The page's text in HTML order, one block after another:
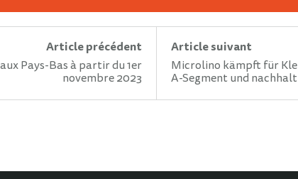
Article précédent
Pays-Bas à partir du 1er
novembre 2023
Article suivant
Microlino kämpft für
A-Segment und